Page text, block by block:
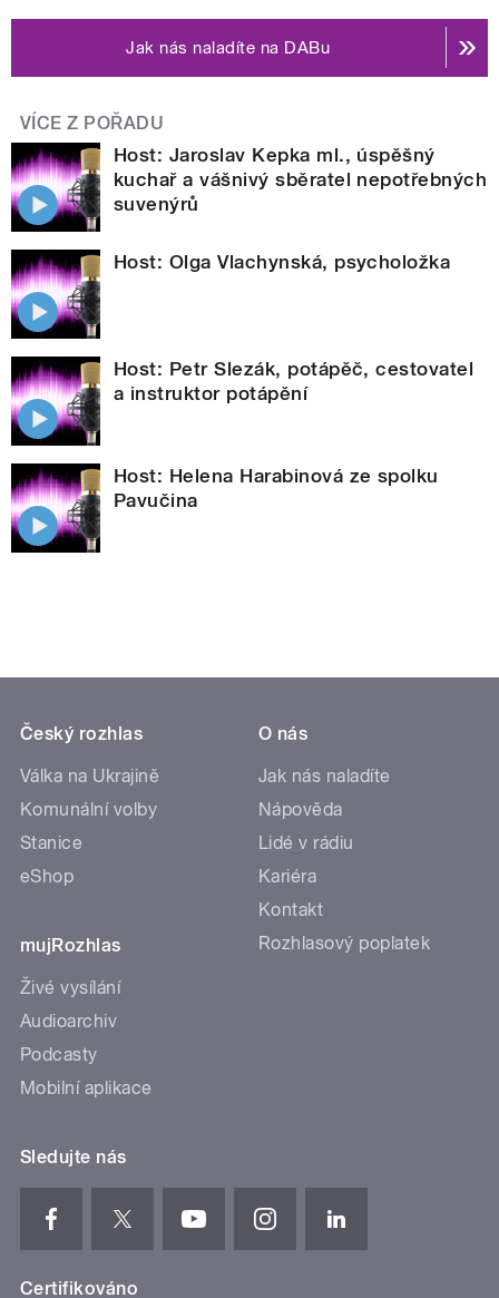
Jak nás naladíte na DABu
VÍCE Z POŘADU
Host: Jaroslav Kepka ml., úspěšný
kuchař a vášnivý sběratel nepotřebných
suvenýrů
Host: Olga Vlachynská, psycholožka
Host: Petr Slezák, potápěč, cestovatel
a instruktor potápění
Host: Helena Harabinová ze spolku
Pavučina
Český rozhlas
Válka na Ukrajině
Komunální volby
Stanice
eShop
mujRozhlas
Živé vysílání
Audioarchiv
Podcasty
Mobilní aplikace
O nás
Jak nás naladíte
Nápověda
Lidé v rádiu
Kariéra
Kontakt
Rozhlasový poplatek
Sledujte nás
Certifikováno